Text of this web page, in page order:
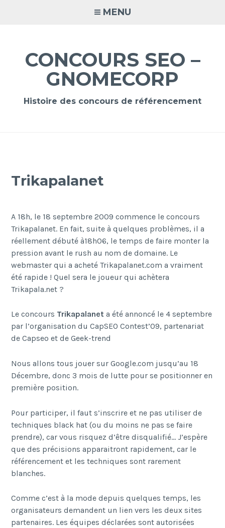
MENU
CONCOURS SEO –
GNOMECORP
Histoire des concours de référencement
Trikapalanet
A 18h, le 18 septembre 2009 commence le concours
Trikapalanet. En fait, suite à quelques problèmes, il a
réellement débuté à18h06, le temps de faire monter la
pression avant le rush au nom de domaine. Le
webmaster qui a acheté Trikapalanet.com a vraiment
été rapide ! Quel sera le joueur qui achètera
Trikapala.net ?
Le concours Trikapalanet a été annoncé le 4 septembre
par l’organisation du CapSEO Contest’09, partenariat
de Capseo et de Geek-trend
Nous allons tous jouer sur Google.com jusqu’au 18
Décembre, donc 3 mois de lutte pour se positionner en
première position.
Pour participer, il faut s’inscrire et ne pas utiliser de
techniques black hat (ou du moins ne pas se faire
prendre), car vous risquez d’être disqualifié… J’espère
que des précisions apparaitront rapidement, car le
référencement et les techniques sont rarement
blanches.
Comme c’est à la mode depuis quelques temps, les
organisateurs demandent un lien vers les deux sites
partenaires. Les équipes déclarées sont autorisées